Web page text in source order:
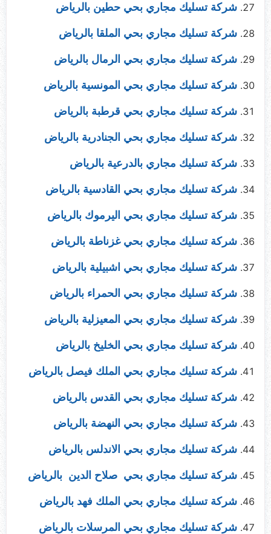
شركة تسليك مجاري بحي حطين بالرياض
شركة تسليك مجاري بحي الملقا بالرياض
شركة تسليك مجاري بحي الرمال بالرياض
شركة تسليك مجاري بحي المونسية بالرياض
شركة تسليك مجاري بحي قرطبة بالرياض
شركة تسليك مجاري بحي الجنادرية بالرياض
شركة تسليك مجاري بالدرعية بالرياض
شركة تسليك مجاري بحي القادسية بالرياض
شركة تسليك مجاري بحي اليرموك بالرياض
شركة تسليك مجاري بحي غزناطة بالرياض
شركة تسليك مجاري بحي اشبيلية بالرياض
شركة تسليك مجاري بحي الحمراء بالرياض
شركة تسليك مجاري بحي المعيزلية بالرياض
شركة تسليك مجاري بحي الخليخ بالرياض
شركة تسليك مجاري بحي الملك فيصل بالرياض
شركة تسليك مجاري بحي القدس بالرياض
شركة تسليك مجاري بحي النهضة بالرياض
شركة تسليك مجاري بحي الاندلس بالرياض
شركة تسليك مجاري بحي صلاح الدين بالرياض
شركة تسليك مجاري بحي الملك فهد بالرياض
شركة تسليك مجاري بحي المرسلات بالرياض